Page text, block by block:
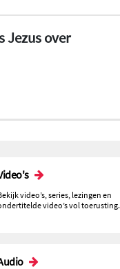
Jezus over
video’s, series, lezingen en
video’s vol toerusting.